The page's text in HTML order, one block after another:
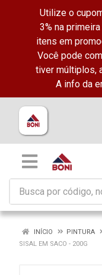
Utilize o
3% na
itens em
Você pode
tiver múltiplos,
A info da
INÍCIO PINTURA
SISAL EM SACO - 200G